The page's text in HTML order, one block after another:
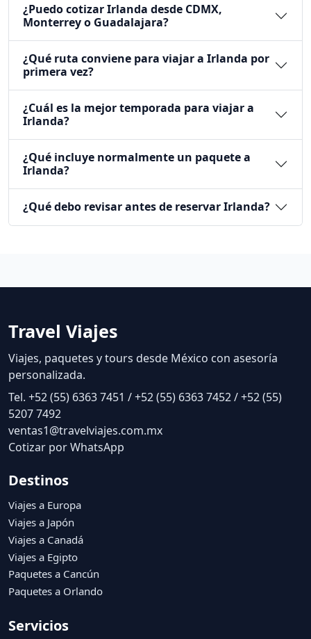
¿Puedo cotizar Irlanda desde CDMX,
Monterrey o Guadalajara?
¿Qué ruta conviene para viajar a Irlanda por
primera vez?
¿Cuál es la mejor temporada para viajar a
Irlanda?
¿Qué incluye normalmente un paquete a
Irlanda?
¿Qué debo revisar antes de reservar Irlanda?
Travel Viajes
Viajes, paquetes y tours desde México con asesoría
personalizada.
Tel. +52 (55) 6363 7451 / +52 (55) 6363 7452 / +52 (55)
5207 7492
ventas1@travelviajes.com.mx
Cotizar por WhatsApp
Destinos
Viajes a Europa
Viajes a Japón
Viajes a Canadá
Viajes a Egipto
Paquetes a Cancún
Paquetes a Orlando
Servicios